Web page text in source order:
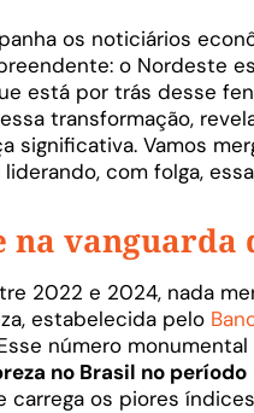
os noticiários
o Nordeste
está por trás desse
transformação,
significativa. Vamos
com folga,
na
2022 e 2024, nada
estabelecida pelo
número
no Brasil no período
carrega os piores